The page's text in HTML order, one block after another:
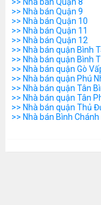
>> Nhà bán Quận 9
>> Nhà bán Quận 10
>> Nhà bán Quận 11
>> Nhà bán Quận 12
>> Nhà bán quận Bình
>> Nhà bán quận Bình
>> Nhà bán quận Gò
>> Nhà bán quận Phú
>> Nhà bán quận Tân
>> Nhà bán quận Tân
>> Nhà bán quận Thủ
>> Nhà bán Bình Chánh